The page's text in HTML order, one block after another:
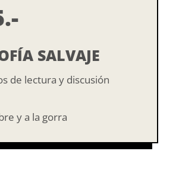
SALVAJE
de lectura y discusión
y a la gorra